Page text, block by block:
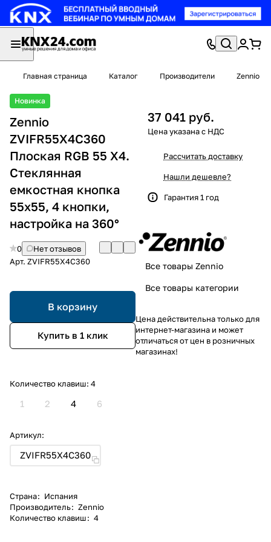
Главная страница Каталог Производители Zennio
Новинка
Zennio
ZVIFR55X4C360
Плоская RGB 55 X4.
Стеклянная
емкостная кнопка
55x55, 4 кнопки,
настройка на 360°
0
Нет отзывов
Арт. ZVIFR55X4C360
В корзину
Купить в 1 клик
Количество клавиш: 4
4
1 2 6
Артикул:
ZVIFR55X4C360
Страна: Испания
Производитель: Zennio
Количество клавиш: 4
37 041 руб.
Рассчитать доставку
Нашли дешевле?
Гарантия 1 год
Все товары Zennio
Все товары категории
Цена действительна только для
интернет-магазина и может
отличаться от цен в розничных
магазинах!